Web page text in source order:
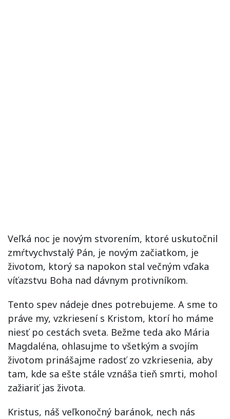
Veľká noc je novým stvorením, ktoré uskutočnil
zmŕtvychvstalý Pán, je novým začiatkom, je
životom, ktorý sa napokon stal večným vďaka
víťazstvu Boha nad dávnym protivníkom.
Tento spev nádeje dnes potrebujeme. A sme to
práve my, vzkriesení s Kristom, ktorí ho máme
niesť po cestách sveta. Bežme teda ako Mária
Magdaléna, ohlasujme to všetkým a svojím
životom prinášajme radosť zo vzkriesenia, aby
tam, kde sa ešte stále vznáša tieň smrti, mohol
zažiariť jas života.
Kristus, náš veľkonočný baránok, nech nás